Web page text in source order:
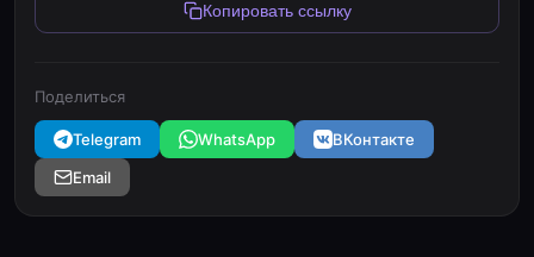
Копировать ссылку
Поделиться
Telegram WhatsApp
ВКонтакте
Email